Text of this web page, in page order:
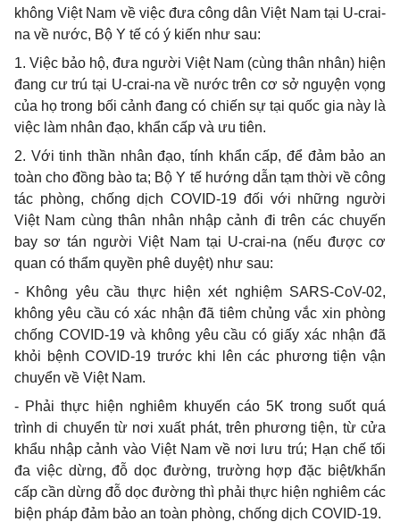
không Việt Nam về việc đưa công dân Việt Nam tại U-crai-
na về nước, Bộ Y tế có ý kiến như sau:
1. Việc bảo hộ, đưa người Việt Nam (cùng thân nhân) hiện
đang cư trú tại U-crai-na về nước trên cơ sở nguyện vọng
của họ trong bối cảnh đang có chiến sự tại quốc gia này là
việc làm nhân đạo, khẩn cấp và ưu tiên.
2. Với tinh thần nhân đạo, tính khẩn cấp, để đảm bảo an
toàn cho đồng bào ta; Bộ Y tế hướng dẫn tạm thời về công
tác phòng, chống dịch COVID-19 đối với những người
Việt Nam cùng thân nhân nhập cảnh đi trên các chuyến
bay sơ tán người Việt Nam tại U-crai-na (nếu được cơ
quan có thẩm quyền phê duyệt) như sau:
- Không yêu cầu thực hiện xét nghiệm SARS-CoV-02,
không yêu cầu có xác nhận đã tiêm chủng vắc xin phòng
chống COVID-19 và không yêu cầu có giấy xác nhận đã
khỏi bệnh COVID-19 trước khi lên các phương tiện vận
chuyển về Việt Nam.
- Phải thực hiện nghiêm khuyến cáo 5K trong suốt quá
trình di chuyển từ nơi xuất phát, trên phương tiện, từ cửa
khẩu nhập cảnh vào Việt Nam về nơi lưu trú; Hạn chế tối
đa việc dừng, đỗ dọc đường, trường hợp đặc biệt/khẩn
cấp cần dừng đỗ dọc đường thì phải thực hiện nghiêm các
biện pháp đảm bảo an toàn phòng, chống dịch COVID-19.